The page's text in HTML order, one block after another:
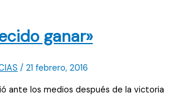
ganar»
/ 21 febrero, 2016
ante los medios después de la victoria